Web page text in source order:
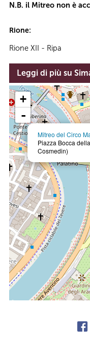
N.B. il Mitreo non è
Rione:
Rione XII - Ripa
Leggi di più su
Mitreo del Circo
Piazza Bocca
Cosmedin)
+
-